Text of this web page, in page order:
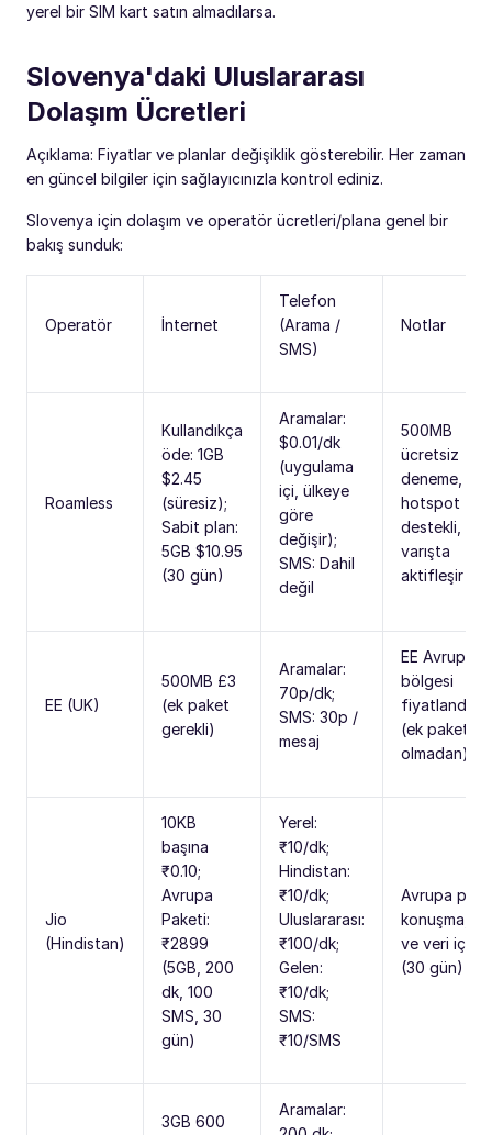
yerel bir SIM kart satın almadılarsa.
Slovenya'daki Uluslararası
Dolaşım Ücretleri
Açıklama: Fiyatlar ve planlar değişiklik gösterebilir. Her zaman
en güncel bilgiler için sağlayıcınızla kontrol ediniz.
Slovenya için dolaşım ve operatör ücretleri/plana genel bir
bakış sunduk:
Operatör İnternet
Telefon
(Arama /
SMS)
Notlar
Roamless
Kullandıkça
öde: 1GB
$2.45
(süresiz);
Sabit plan:
5GB $10.95
(30 gün)
Aramalar:
$0.01/dk
(uygulama
içi, ülkeye
göre
değişir);
SMS: Dahil
değil
500MB
ücretsiz
deneme, 5G,
hotspot
destekli,
varışta
aktifleşir
EE (UK)
500MB £3
(ek paket
gerekli)
Aramalar:
70p/dk;
SMS: 30p /
mesaj
EE Avrupa
bölgesi
(ek paket
olmadan)
Jio
(Hindistan)
10KB
başına
₹0.10;
Avrupa
Paketi:
₹2899
(5GB, 200
dk, 100
SMS, 30
gün)
Yerel:
₹10/dk;
Hindistan:
₹10/dk;
Uluslararası:
₹100/dk;
Gelen:
₹10/dk;
SMS:
₹10/SMS
Avrupa
konuşma,
ve veri içerir
(30 gün)
3GB 600
Aramalar: